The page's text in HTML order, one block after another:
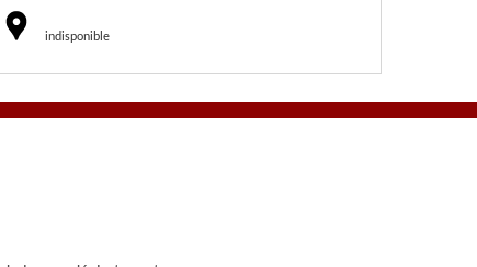
indisponible